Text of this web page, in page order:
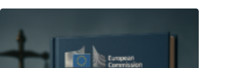
zur